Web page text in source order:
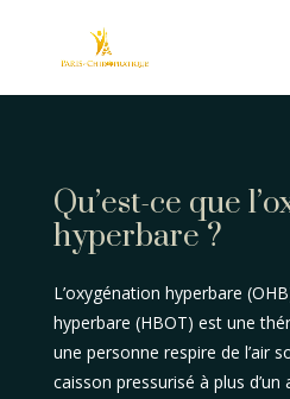
Qu’est-ce que
hyperbare ?
L’oxygénation hyperbare
hyperbare (HBOT) est une
une personne respire de l’air
caisson pressurisé à plus